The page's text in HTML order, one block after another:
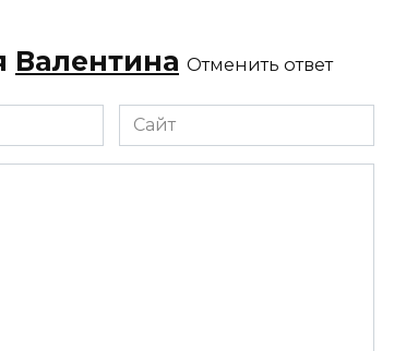
Валентина Отменить ответ
Сайт